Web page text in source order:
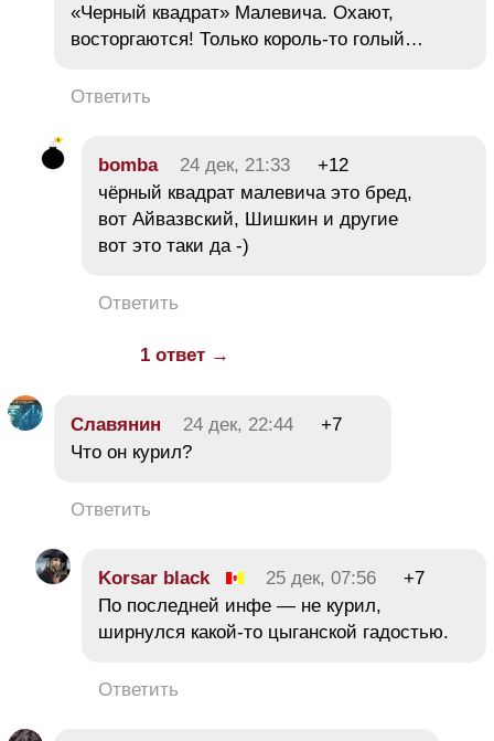
«Черный квадрат» Малевича. Охают,
восторгаются! Только король-то голый…
Ответить
bomba 24 дек, 21:33
+12
чёрный квадрат малевича это бред,
вот Айвазвский, Шишкин и другие
вот это таки да -)
Ответить
1 ответ →
Славянин 24 дек, 22:44
+7
Что он курил?
Ответить
Korsar black 25 дек, 07:56
+7
По последней инфе — не курил,
ширнулся какой-то цыганской гадостью.
Ответить